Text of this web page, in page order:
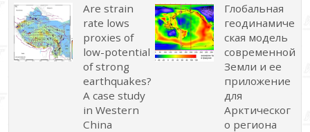
Are strain
rate lows
proxies of
low-potential
of strong
earthquakes?
A case study
in Western
China
Глобальная
геодинамиче
ская модель
современной
Земли и ее
приложение
для
Арктическог
о региона